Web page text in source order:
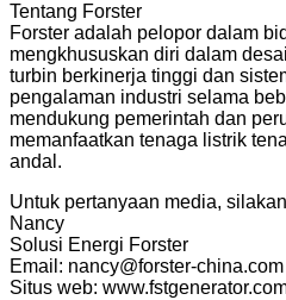
Tentang Forster
Forster adalah pelopor dalam
mengkhususkan diri dalam
turbin berkinerja tinggi dan
pengalaman industri selama
mendukung pemerintah dan
memanfaatkan tenaga listrik
andal.
Untuk pertanyaan media,
Nancy
Solusi Energi Forster
Email: nancy@forster-china.com
Situs web: